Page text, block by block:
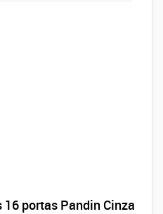
16 portas Pandin Cinza